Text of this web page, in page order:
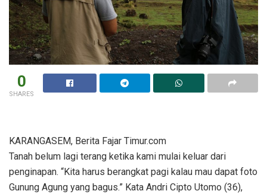
0
SHARES
KARANGASEM, Berita Fajar Timur.com
Tanah belum lagi terang ketika kami mulai keluar dari
penginapan. “Kita harus berangkat pagi kalau mau dapat foto
Gunung Agung yang bagus.” Kata Andri Cipto Utomo (36),